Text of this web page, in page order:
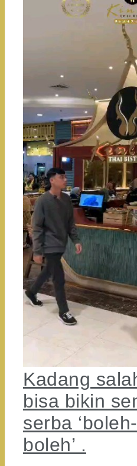
Kadang
bisa bikin
serba
boleh’ .